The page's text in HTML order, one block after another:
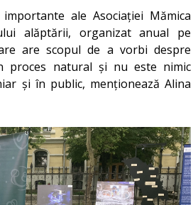
ale Asociației Mămica
alăptării, organizat anual pe
are scopul de a vorbi despre
proces natural și nu este nimic
și în public, menționează Alina